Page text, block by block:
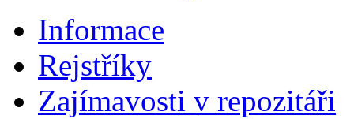
Informace
Rejstříky
Zajímavosti v repozitáři